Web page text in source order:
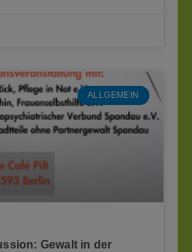
ALLGEMEIN
Gewalt in der